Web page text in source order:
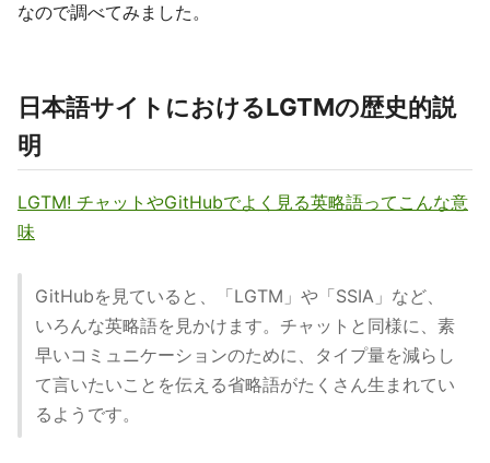
なので調べてみました。
日本語サイトにおけるLGTMの歴史的説
明
LGTM! チャットやGitHubでよく見る英略語ってこんな意
味
GitHubを見ていると、「LGTM」や「SSIA」など、
いろんな英略語を見かけます。チャットと同様に、素
早いコミュニケーションのために、タイプ量を減らし
て言いたいことを伝える省略語がたくさん生まれてい
るようです。